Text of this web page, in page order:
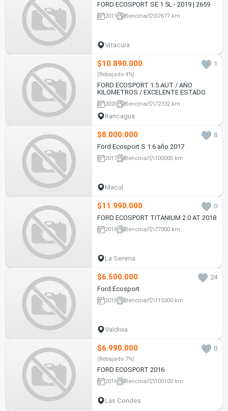
FORD ECOSPORT SE 1.5L - 2019 | 2659
2019 Bencina 57677 km
Vitacura
$10.890.000 1
(Rebajado 4%)
FORD ECOSPORT 1.5 AUT / AÑO
KILOMETROS / EXCELENTE ESTADO
2020 Bencina 72332 km
Rancagua
$8.000.000
8
Ford Ecosport S 1.6 año 2017
2017 Bencina 100000 km
Macul
$11.990.000
0
FORD ECOSPORT TITANIUM 2.0 AT 2018
2018 Bencina 77000 km
La Serena
$6.500.000
24
Ford Ecosport
2018 Bencina 115000 km
Valdivia
$6.990.000 0
(Rebajado 7%)
FORD ECOSPORT 2016
2016 Bencina 100100 km
Las Condes